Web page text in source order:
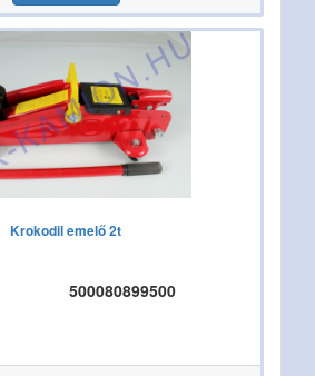
Krokodil emelő 2t
500080899500